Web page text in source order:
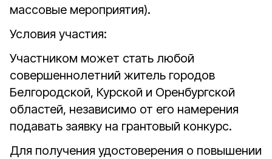
массовые мероприятия).
Условия участия:
Участником может стать любой
совершеннолетний житель городов
Белгородской, Курской и Оренбургской
областей, независимо от его намерения
подавать заявку на грантовый конкурс.
Для получения удостоверения о повышении